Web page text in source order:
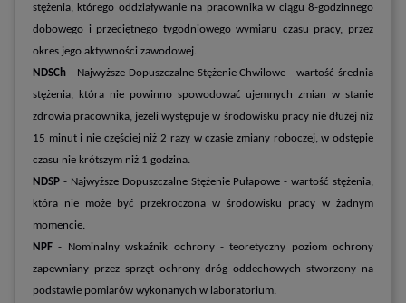
stężenia, którego oddziaływanie na pracownika w ciągu 8-godzinnego
dobowego i przeciętnego tygodniowego wymiaru czasu pracy, przez
okres jego aktywności zawodowej.
NDSCh - Najwyższe Dopuszczalne Stężenie Chwilowe - wartość średnia
stężenia, która nie powinno spowodować ujemnych zmian w stanie
zdrowia pracownika, jeżeli występuje w środowisku pracy nie dłużej niż
15 minut i nie częściej niż 2 razy w czasie zmiany roboczej, w odstępie
czasu nie krótszym niż 1 godzina.
NDSP - Najwyższe Dopuszczalne Stężenie Pułapowe - wartość stężenia,
która nie może być przekroczona w środowisku pracy w żadnym
momencie.
NPF - Nominalny wskaźnik ochrony - teoretyczny poziom ochrony
zapewniany przez sprzęt ochrony dróg oddechowych stworzony na
podstawie pomiarów wykonanych w laboratorium.